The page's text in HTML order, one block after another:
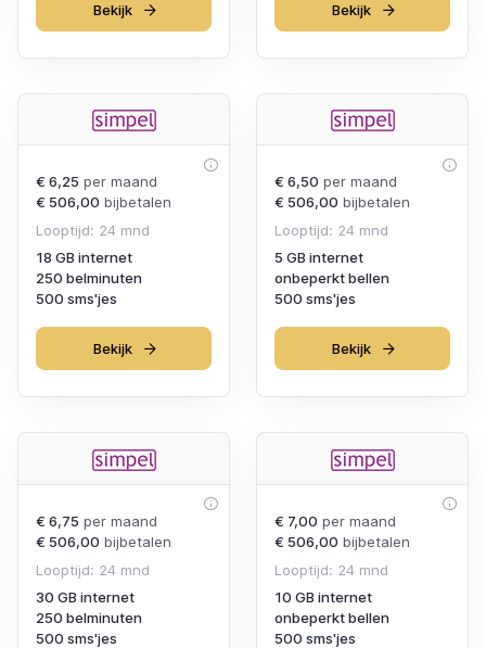
Bekijk Bekijk
€ 6,25 per maand
€ 506,00 bijbetalen
Looptijd: 24 mnd
18 GB internet
250 belminuten
500 sms'jes
Bekijk
€ 6,50 per maand
€ 506,00 bijbetalen
Looptijd: 24 mnd
5 GB internet
onbeperkt bellen
500 sms'jes
Bekijk
€ 6,75 per maand
€ 506,00 bijbetalen
Looptijd: 24 mnd
30 GB internet
250 belminuten
500 sms'jes
€ 7,00 per maand
€ 506,00 bijbetalen
Looptijd: 24 mnd
10 GB internet
onbeperkt bellen
500 sms'jes